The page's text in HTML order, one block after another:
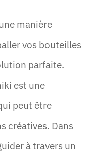
manière
vos bouteilles
parfaite.
est une
peut être
créatives. Dans
à travers un